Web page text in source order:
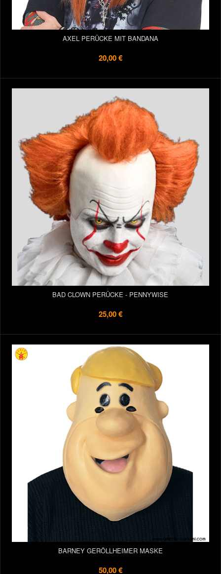
AXEL PERÜCKE MIT BANDANA
20,00 €
BAD CLOWN PERÜCKE - PENNYWISE
25,00 €
BARNEY GERÖLLHEIMER MASKE
50,00 €